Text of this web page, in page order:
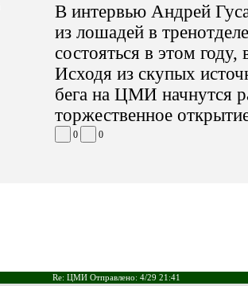
В интервью Андрей
из лошадей в
состояться в этом
Исходя из скупых
бега на ЦМИ начнутся
торжественное
0 0
Re: ЦМИ Отправлено: 4/29 21:41